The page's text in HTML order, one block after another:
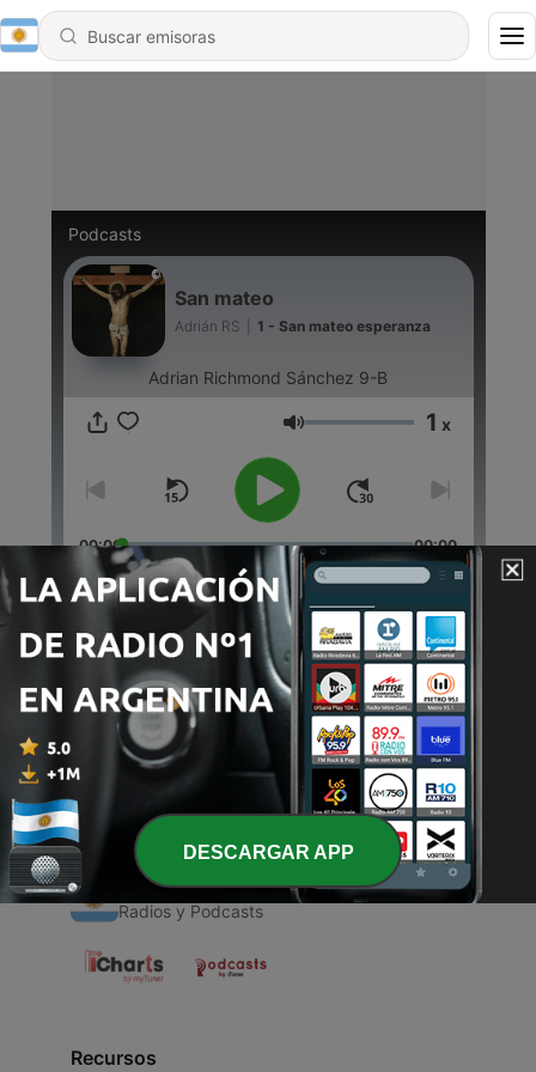
Podcasts
San mateo
Adrián RS 1 - San mateo esperanza
Adrian Richmond Sánchez 9-B
Volumen 1 x
00:00 00:00
Episodios
1 - San mateo esperanza
15 abr. 2020
Radios Argentinas
Radios y Podcasts
Recursos
DESCARGAR APP